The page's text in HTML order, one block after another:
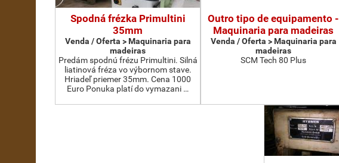
Spodná frézka Primultini
35mm
Venda / Oferta > Maquinaria para
madeiras
Predám spodnú frézu Primultini. Silná
liatinová fréza vo výbornom stave.
Hriadeľ priemer 35mm. Cena 1000
Euro Ponuka platí do vymazani …
Outro tipo de equipamento -
Maquinaria para madeiras
Venda / Oferta > Maquinaria para
madeiras
SCM Tech 80 Plus